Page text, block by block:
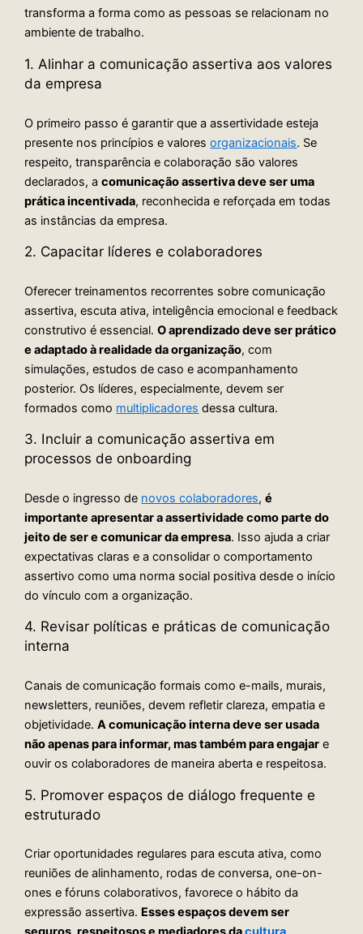
transforma a forma como as pessoas se relacionam no
ambiente de trabalho.
1. Alinhar a comunicação assertiva aos valores
da empresa
O primeiro passo é garantir que a assertividade esteja
presente nos princípios e valoresorganizacionais. Se
respeito, transparência e colaboração são valores
declarados, acomunicação assertiva deve ser uma
prática incentivada, reconhecida e reforçada em todas
as instâncias da empresa.
2. Capacitar líderes e colaboradores
Oferecer treinamentos recorrentes sobre comunicação
assertiva, escuta ativa, inteligência emocional e feedback
construtivo é essencial.O aprendizado deve ser prático
e adaptado à realidade da organização, com
simulações, estudos de caso e acompanhamento
posterior. Os líderes, especialmente, devem ser
formados como multiplicadores dessa cultura.
3. Incluir a comunicação assertiva em
processos de onboarding
Desde o ingresso de novos colaboradores,é
importante apresentar a assertividade como parte do
jeito de ser e comunicar da empresa. Isso ajuda a criar
expectativas claras e a consolidar o comportamento
assertivo como uma norma social positiva desde o início
do vínculo com a organização.
4. Revisar políticas e práticas de comunicação
interna
Canais de comunicação formais como e-mails, murais,
newsletters, reuniões, devem refletir clareza, empatia e
objetividade.A comunicação interna deve ser usada
não apenas para informar, mas também para engajar e
ouvir os colaboradores de maneira aberta e respeitosa.
5. Promover espaços de diálogo frequente e
estruturado
Criar oportunidades regulares para escuta ativa, como
reuniões de alinhamento, rodas de conversa, one-on-
ones e fóruns colaborativos, favorece o hábito da
expressão assertiva. Esses espaços devem ser